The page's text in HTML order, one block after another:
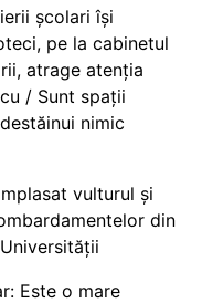
școlari își
pe la cabinetul
atrage atenția
/ Sunt spații
nimic
vulturul și
din
Este o mare